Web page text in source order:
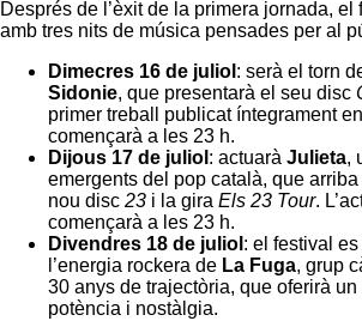
Després de l’èxit de la primera jornada,
amb tres nits de música pensades per al
Dimecres 16 de juliol : serà el torn
Sidonie, que presentarà el seu disc
primer treball publicat íntegrament
començarà a les 23 h.
Dijous 17 de juliol : actuarà Julieta,
emergents del pop català, que
nou disc 23 i la gira Els 23 Tour.
començarà a les 23 h.
Divendres 18 de juliol : el festival
l’energia rockera de La Fuga, grup
30 anys de trajectòria, que oferirà
potència i nostàlgia.